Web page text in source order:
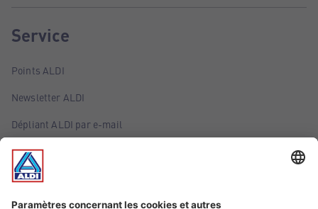
Service
Points ALDI
Newsletter ALDI
Dépliant ALDI par e-mail
Offres
Infos essentielles